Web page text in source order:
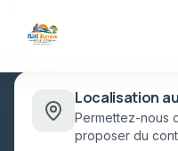
Localisation
Permettez-nous
proposer du